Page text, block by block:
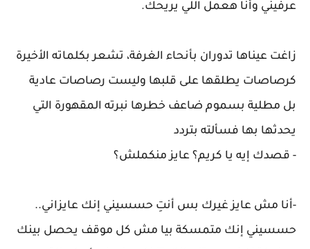
عرفيني وأنا هعمل اللي يريحك.
زاغت عيناها تدوران بأنحاء الغرفة، تشعر بكلماته الأخيرة
كرصاصات يطلقها على قلبها وليست رصاصات عادية
بل مطلية بسموم ضاعف خطرها نبرته المقهورة التي
يحدثها بها فسألته بتردد
- قصدك إيه يا كريم؟ عايز منكملش؟
-أنا مش عايز غيرك بس أنتِ حسسيني إنك عايزاني..
حسسيني إنك متمسكة بيا مش كل موقف يحصل بينك